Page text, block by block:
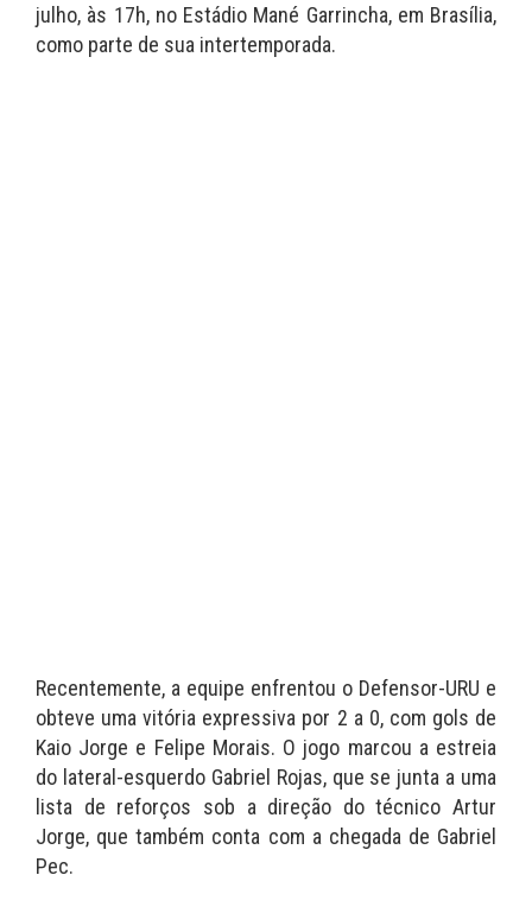
julho, às 17h, no Estádio Mané Garrincha, em Brasília,
como parte de sua intertemporada.
Recentemente, a equipe enfrentou o Defensor-URU e
obteve uma vitória expressiva por 2 a 0, com gols de
Kaio Jorge e Felipe Morais. O jogo marcou a estreia
do lateral-esquerdo Gabriel Rojas, que se junta a uma
lista de reforços sob a direção do técnico Artur
Jorge, que também conta com a chegada de Gabriel
Pec.